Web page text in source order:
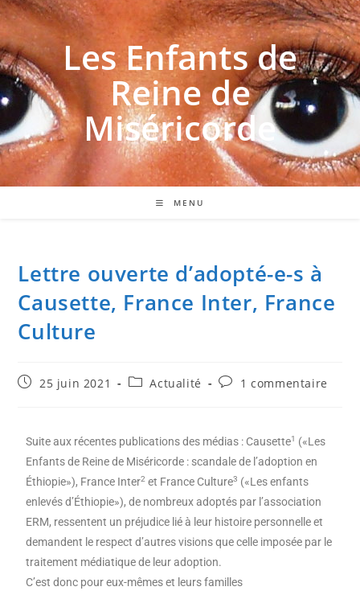
Les Enfants de
Reine de
Miséricorde
MENU
Lettre ouverte d’adopté-e-s à
Causette, France Inter, France
Culture
25 juin 2021 Actualité 1 commentaire
Suite aux récentes publications des médias : Causette1 («Les
Enfants de Reine de Miséricorde : scandale de l’adoption en
Éthiopie»), France Inter2 et France Culture3 («Les enfants
enlevés d’Éthiopie»), de nombreux adoptés par l’association
ERM, ressentent un préjudice lié à leur histoire personnelle et
demandent le respect d’autres visions que celle imposée par le
traitement médiatique de leur adoption.
C’est donc pour eux-mêmes et leurs familles